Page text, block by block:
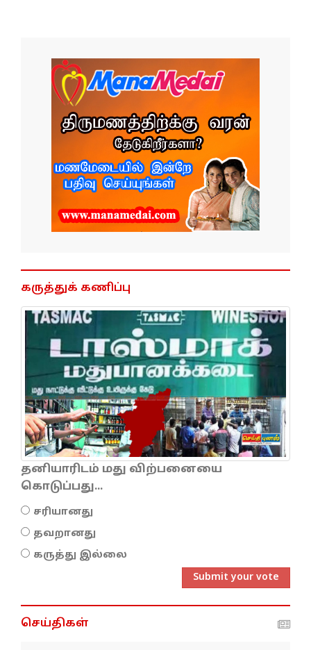
கருத்துக் கணிப்பு
தனியாரிடம் மது விற்பனையை
கொடுப்பது...
சரியானது
தவறானது
கருத்து இல்லை
Submit your vote
செய்திகள்